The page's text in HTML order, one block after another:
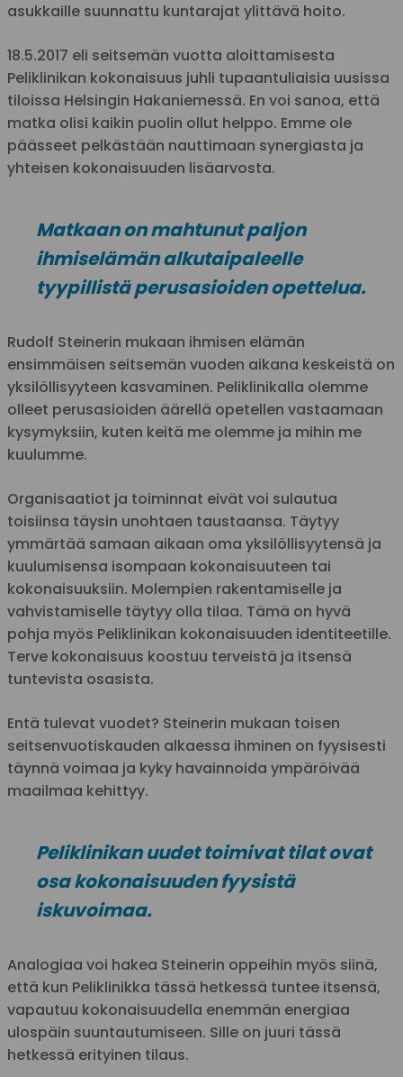
asukkaille suunnattu kuntarajat ylittävä hoito.
18.5.2017 eli seitsemän vuotta aloittamisesta
Peliklinikan kokonaisuus juhli tupaantuliaisia uusissa
tiloissa Helsingin Hakaniemessä. En voi sanoa, että
matka olisi kaikin puolin ollut helppo. Emme ole
päässeet pelkästään nauttimaan synergiasta ja
yhteisen kokonaisuuden lisäarvosta.
Matkaan on mahtunut paljon
ihmiselämän alkutaipaleelle
tyypillistä perusasioiden opettelua.
Rudolf Steinerin mukaan ihmisen elämän
ensimmäisen seitsemän vuoden aikana keskeistä on
yksilöllisyyteen kasvaminen. Peliklinikalla olemme
olleet perusasioiden äärellä opetellen vastaamaan
kysymyksiin, kuten keitä me olemme ja mihin me
kuulumme.
Organisaatiot ja toiminnat eivät voi sulautua
toisiinsa täysin unohtaen taustaansa. Täytyy
ymmärtää samaan aikaan oma yksilöllisyytensä ja
kuulumisensa isompaan kokonaisuuteen tai
kokonaisuuksiin. Molempien rakentamiselle ja
vahvistamiselle täytyy olla tilaa. Tämä on hyvä
pohja myös Peliklinikan kokonaisuuden identiteetille.
Terve kokonaisuus koostuu terveistä ja itsensä
tuntevista osasista.
Entä tulevat vuodet? Steinerin mukaan toisen
seitsenvuotiskauden alkaessa ihminen on fyysisesti
täynnä voimaa ja kyky havainnoida ympäröivää
maailmaa kehittyy.
Peliklinikan uudet toimivat tilat ovat
osa kokonaisuuden fyysistä
iskuvoimaa.
Analogiaa voi hakea Steinerin oppeihin myös siinä,
että kun Peliklinikka tässä hetkessä tuntee itsensä,
vapautuu kokonaisuudella enemmän energiaa
ulospäin suuntautumiseen. Sille on juuri tässä
hetkessä erityinen tilaus.